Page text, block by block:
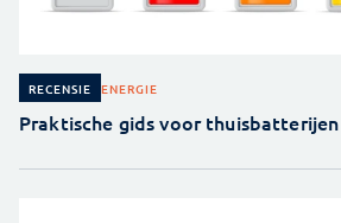
RECENSIE ENERGIE
Praktische gids voor thuisbatterijen